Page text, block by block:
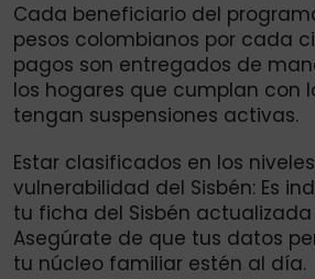
Cada beneficiario del
pesos colombianos por cada
pagos son entregados de
los hogares que cumplan con
tengan suspensiones activas.
Estar clasificados en los
vulnerabilidad del Sisbén: Es
tu ficha del Sisbén actualizada
Asegúrate de que tus datos
tu núcleo familiar estén al día.